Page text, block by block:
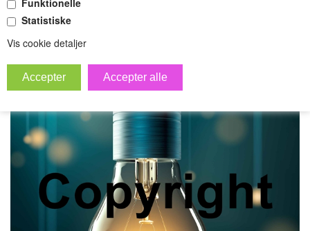
Funktionelle
Statistiske
Vis cookie detaljer